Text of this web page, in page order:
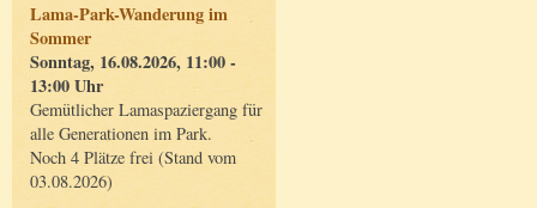
Lama-Park-Wanderung im
Sommer
Sonntag, 16.08.2026, 11:00 -
13:00 Uhr
Gemütlicher Lamaspaziergang für
alle Generationen im Park.
Noch 4 Plätze frei (Stand vom
03.08.2026)